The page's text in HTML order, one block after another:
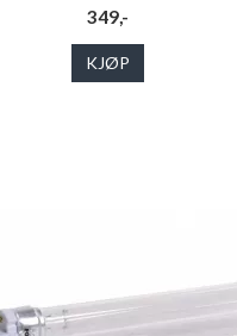
349,-
KJØP